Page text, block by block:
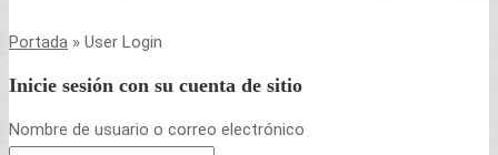
Portada » User Login
Inicie sesión con su cuenta de sitio
Nombre de usuario o correo electrónico